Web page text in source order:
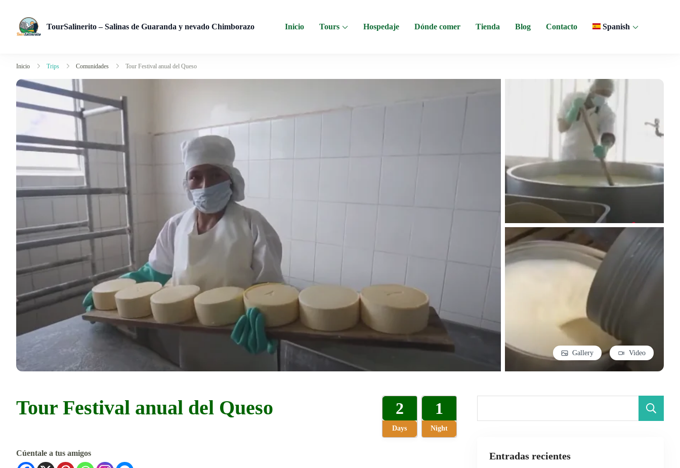
TourSalinerito – Salinas de Guaranda y nevado Chimborazo Inicio Tours Hospedaje Dónde comer Tienda Blog Contacto Spanish
Inicio Trips Comunidades Tour Festival anual del Queso
Gallery Video
Tour Festival anual del Queso 2
Days
1
Night
Cúentale a tus amigos Entradas recientes